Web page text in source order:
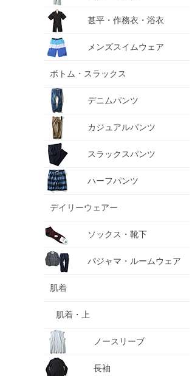
甚平・作務衣・浴衣
メンズスイムウェア
ボトム・スラックス
デニムパンツ
カジュアルパンツ
スラックスパンツ
ハーフパンツ
デイリーウェアー
ソックス・靴下
パジャマ・ルームウェア
肌着
肌着・上
ノースリーブ
長袖